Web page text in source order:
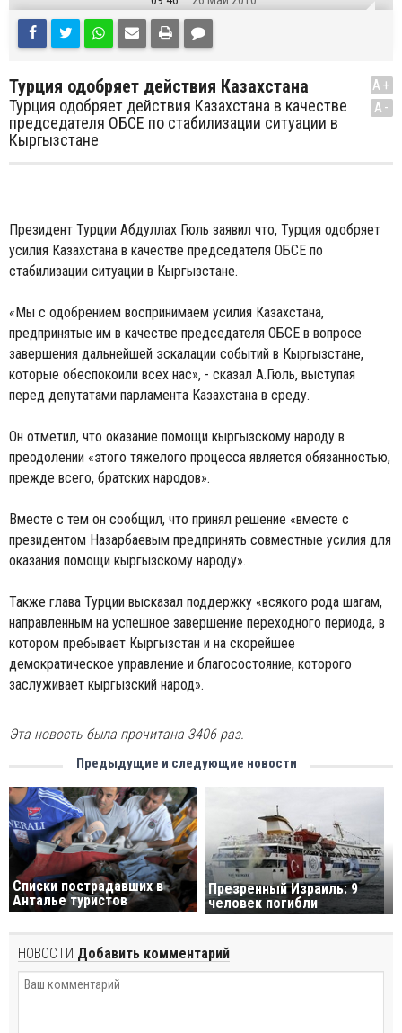
Турция одобряет действия Казахстана
Турция одобряет действия Казахстана в качестве
председателя ОБСЕ по стабилизации ситуации в
Кыргызстане
A+
A-
Президент Турции Абдуллаx Гюль заявил что, Турция одобряет
усилия Казахстана в качестве председателя ОБСЕ по
стабилизации ситуации в Кыргызстане.
«Мы с одобрением воспринимаем усилия Казахстана,
предпринятые им в качестве председателя ОБСЕ в вопросе
завершения дальнейшей эскалации событий в Кыргызстане,
которые обеспокоили всех нас», - сказал А.Гюль, выступая
перед депутатами парламента Казахстана в среду.
Он отметил, что оказание помощи кыргызскому народу в
преодолении «этого тяжелого процесса является обязанностью,
прежде всего, братских народов».
Вместе с тем он сообщил, что принял решение «вместе с
президентом Назарбаевым предпринять совместные усилия для
оказания помощи кыргызскому народу».
Также глава Турции высказал поддержку «всякого рода шагам,
направленным на успешное завершение переходного периода, в
котором пребывает Кыргызстан и на скорейшее
демократическое управление и благосостояние, которого
заслуживает кыргызский народ».
Эта новость была прочитана 3406 раз.
Предыдущие и следующие новости
Cписки пострадавших в
Анталье туристов
Презренный Израиль: 9
человек погибли
НОВОСТИ Добавить комментарий